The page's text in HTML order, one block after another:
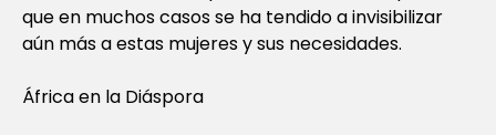
que en muchos casos se ha tendido a invisibilizar
aún más a estas mujeres y sus necesidades.
África en la Diáspora